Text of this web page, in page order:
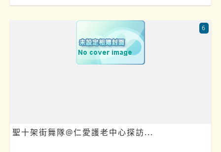
聖十架街舞隊@仁愛護老中心探訪...
6